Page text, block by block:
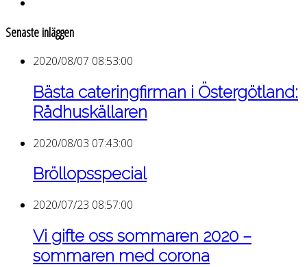
Senaste inläggen
2020/08/07 08:53:00
Bästa cateringfirman i Östergötland:
Rådhuskällaren
2020/08/03 07:43:00
Bröllopsspecial
2020/07/23 08:57:00
Vi gifte oss sommaren 2020 –
sommaren med corona